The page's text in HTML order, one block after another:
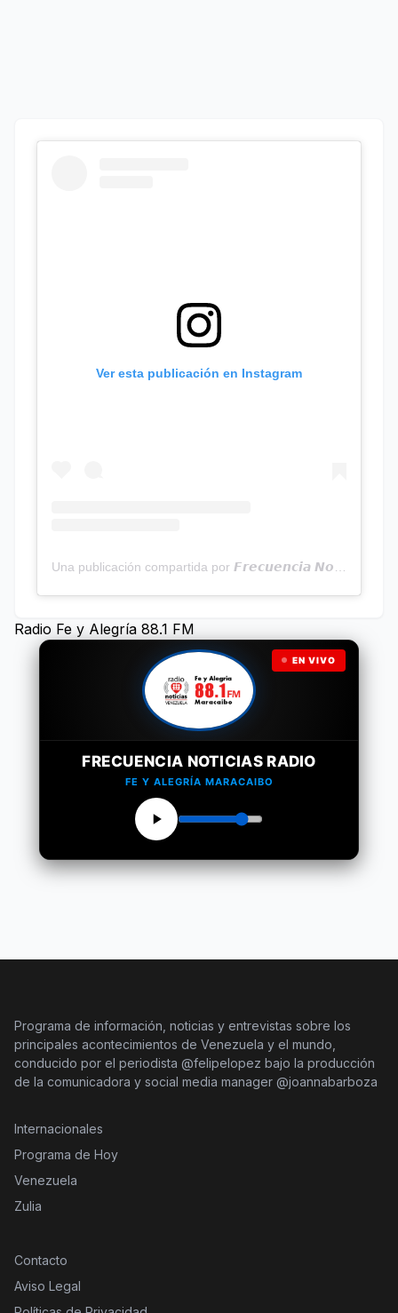
Ver esta publicación en Instagram
Radio Fe y Alegría 88.1 FM
EN VIVO
FRECUENCIA NOTICIAS RADIO
FE Y ALEGRÍA MARACAIBO
Programa de información, noticias y entrevistas sobre los
principales acontecimientos de Venezuela y el mundo,
conducido por el periodista @felipelopez bajo la producción
de la comunicadora y social media manager @joannabarboza
Internacionales
Programa de Hoy
Venezuela
Zulia
Contacto
Aviso Legal